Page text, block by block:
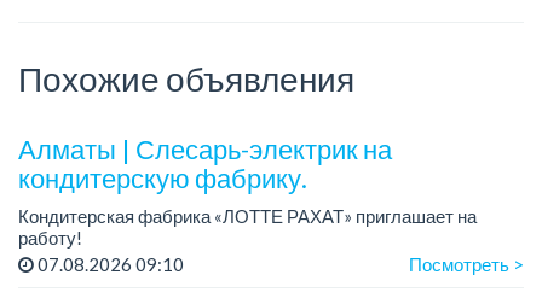
Похожие объявления
Алматы | Слесарь-электрик на
кондитерскую фабрику.
Кондитерская фабрика «ЛОТТЕ РАХАТ» приглашает на
работу!
График работы: сменный.
07.08.2026 09:10 Посмотреть >